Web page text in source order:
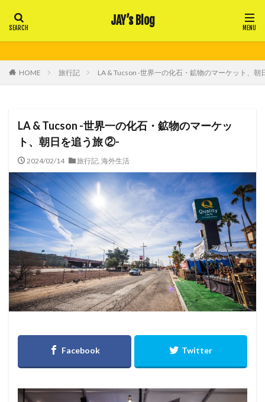
JAY’s Blog
HOME 旅行記 LA & Tucson -世界一の化石・鉱物のマーケット、
LA & Tucson -世界一の化石・鉱物のマーケッ
ト、朝日を追う旅 ②-
2024/02/14 旅行記, 海外生活